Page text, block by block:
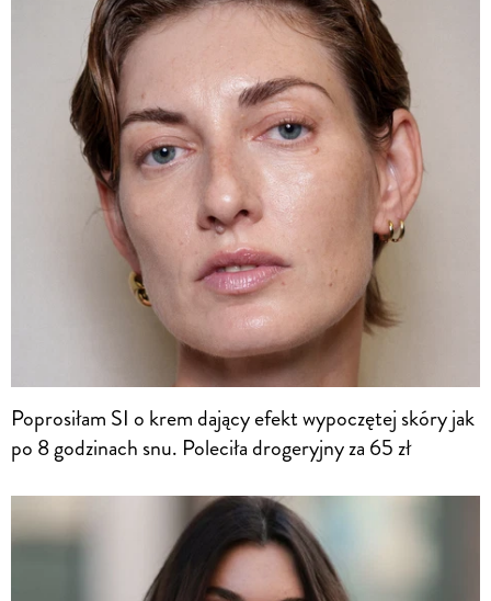
Poprosiłam SI o krem dający efekt wypoczętej skóry jak
po 8 godzinach snu. Poleciła drogeryjny za 65 zł